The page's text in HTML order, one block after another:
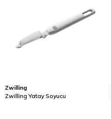
Zwilling
Zwilling Yatay Soyucu